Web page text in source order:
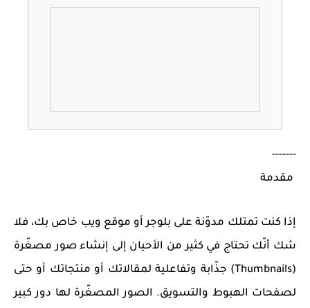
-------
مقدمة
إذا كنت تمتلك مدوّنة على بلوجر أو موقع ويب خاص بك، فلا
شك أنّك تحتاج في كثير من الأحيان إلى إنشاء صور مصغّرة
(Thumbnails) جذّابة وتفاعلية لمقالاتك أو منتجاتك أو حتى
لصفحات الهبوط والتسويق. الصور المصغّرة لها دور كبير